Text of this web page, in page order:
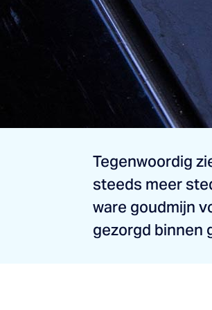
Tegenwoordig
steeds meer
ware goudmijn
gezorgd binnen